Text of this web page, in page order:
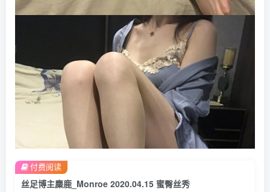
丝足博主麋鹿_Monroe 2020.04.15 蜜臀丝秀
付费阅读